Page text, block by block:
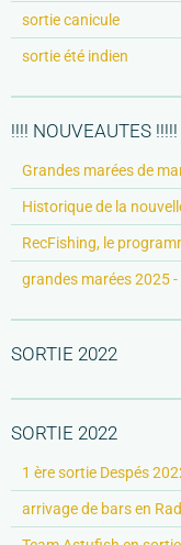
sortie canicule
sortie été indien
!!!! NOUVEAUTES !!!!!
Grandes marées de
Historique de la
RecFishing, le
grandes marées 2025 -
SORTIE 2022
SORTIE 2022
1 ère sortie Despés
arrivage de bars en